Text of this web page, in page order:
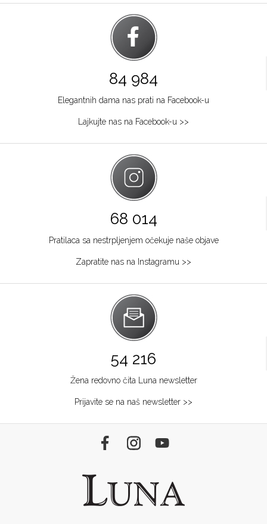
84 984
Elegantnih dama nas prati na Facebook-u
Lajkujte nas na Facebook-u >>
68 014
Pratilaca sa nestrpljenjem očekuje naše objave
Zapratite nas na Instagramu >>
54 216
Žena redovno čita Luna newsletter
Prijavite se na naš newsletter >>